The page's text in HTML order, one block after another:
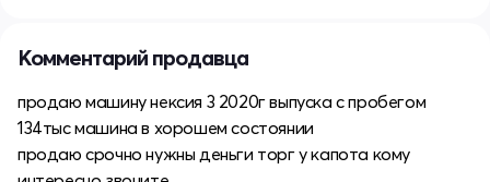
Комментарий продавца
продаю машину нексия 3 2020г выпуска с пробегом
134тыс машина в хорошем состоянии
продаю срочно нужны деньги торг у капота кому